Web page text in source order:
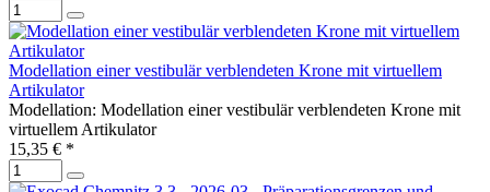
Modellation einer vestibulär verblendeten Krone mit virtuellem
Artikulator
Modellation: Modellation einer vestibulär verblendeten Krone mit
virtuellem Artikulator
15,35 € *